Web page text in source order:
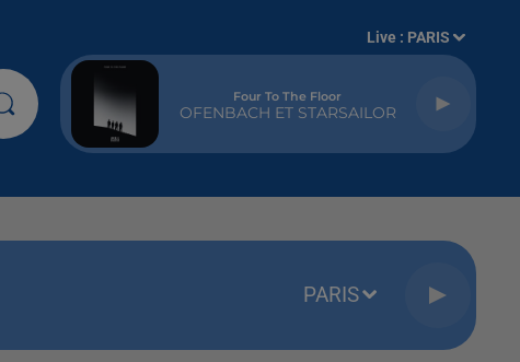
Live : PARIS
Four To The Floor
OFENBACH ET STARSAILOR
PARIS